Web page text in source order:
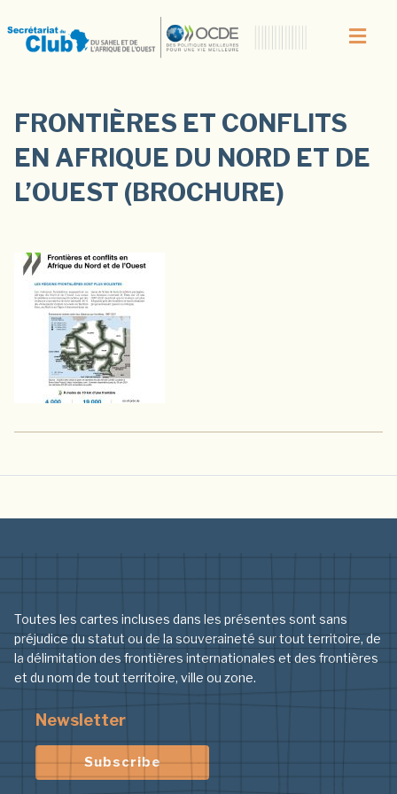
FRONTIÈRES ET CONFLITS
EN AFRIQUE DU NORD ET DE
L’OUEST (BROCHURE)
Toutes les cartes incluses dans les présentes sont sans
préjudice du statut ou de la souveraineté sur tout territoire, de
la délimitation des frontières internationales et des frontières
et du nom de tout territoire, ville ou zone.
Newsletter
Subscribe